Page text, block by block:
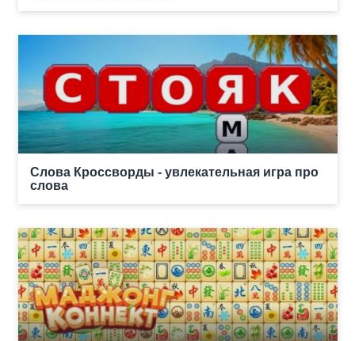
Слова Кроссворды - увлекательная игра про
слова